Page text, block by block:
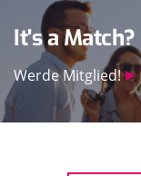
It's a Match?
Werde Mitglied!